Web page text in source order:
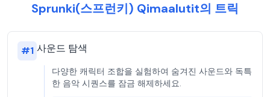
Sprunki(스프런키) Qimaalutit의 트릭
#1 사운드 탐색
다양한 캐릭터 조합을 실험하여 숨겨진 사운드와 독특
한 음악 시퀀스를 잠금 해제하세요.